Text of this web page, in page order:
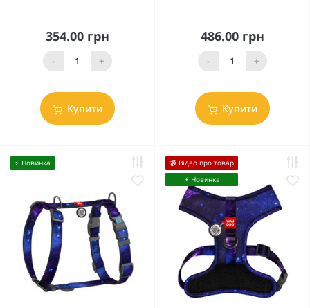
354.00 грн
- +
Купити
486.00 грн
- +
Купити
⚡️ Новинка
📹 Відео про товар
⚡️ Новинка